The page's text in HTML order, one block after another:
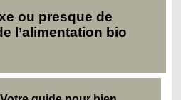
ou presque de
l’alimentation bio